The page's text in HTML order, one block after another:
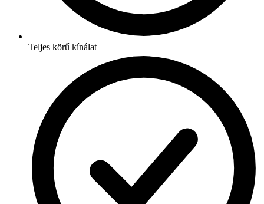
Teljes körű kínálat